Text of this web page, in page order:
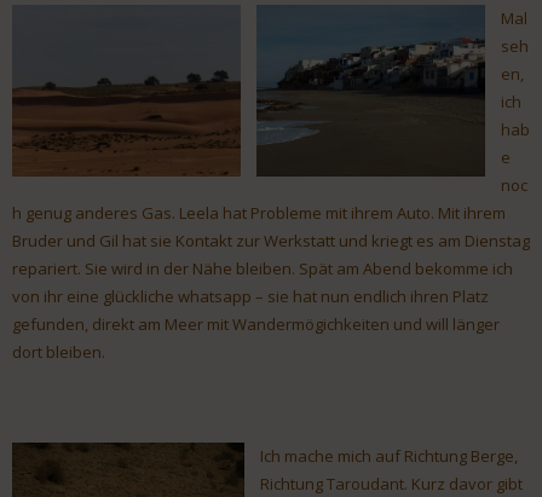
Mal
seh
en,
ich
hab
e
noc
h genug anderes Gas. Leela hat Probleme mit ihrem Auto. Mit ihrem
Bruder und Gil hat sie Kontakt zur Werkstatt und kriegt es am Dienstag
repariert. Sie wird in der Nähe bleiben. Spät am Abend bekomme ich
von ihr eine glückliche whatsapp – sie hat nun endlich ihren Platz
gefunden, direkt am Meer mit Wandermögichkeiten und will länger
dort bleiben.
Ich mache mich auf Richtung Berge,
Richtung Taroudant. Kurz davor gibt